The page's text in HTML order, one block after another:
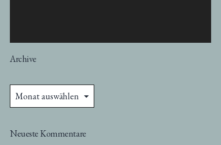
Archive
Neueste Kommentare